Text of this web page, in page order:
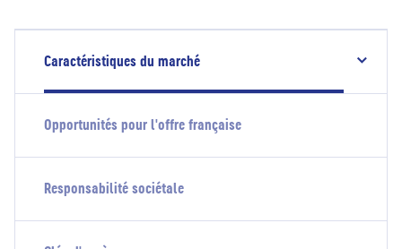
Caractéristiques du marché
Opportunités pour l'offre française
Responsabilité sociétale